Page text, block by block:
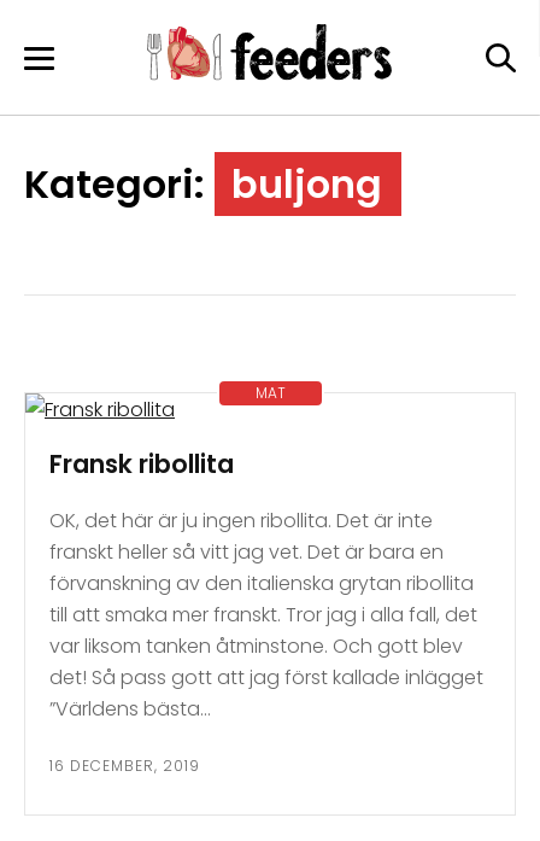
Kategori: buljong
MAT
Fransk ribollita
OK, det här är ju ingen ribollita. Det är inte
franskt heller så vitt jag vet. Det är bara en
förvanskning av den italienska grytan ribollita
till att smaka mer franskt. Tror jag i alla fall, det
var liksom tanken åtminstone. Och gott blev
det! Så pass gott att jag först kallade inlägget
”Världens bästa…
16 DECEMBER, 2019